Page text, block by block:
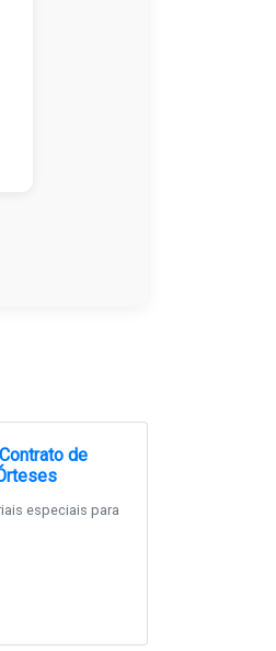
de
especiais para